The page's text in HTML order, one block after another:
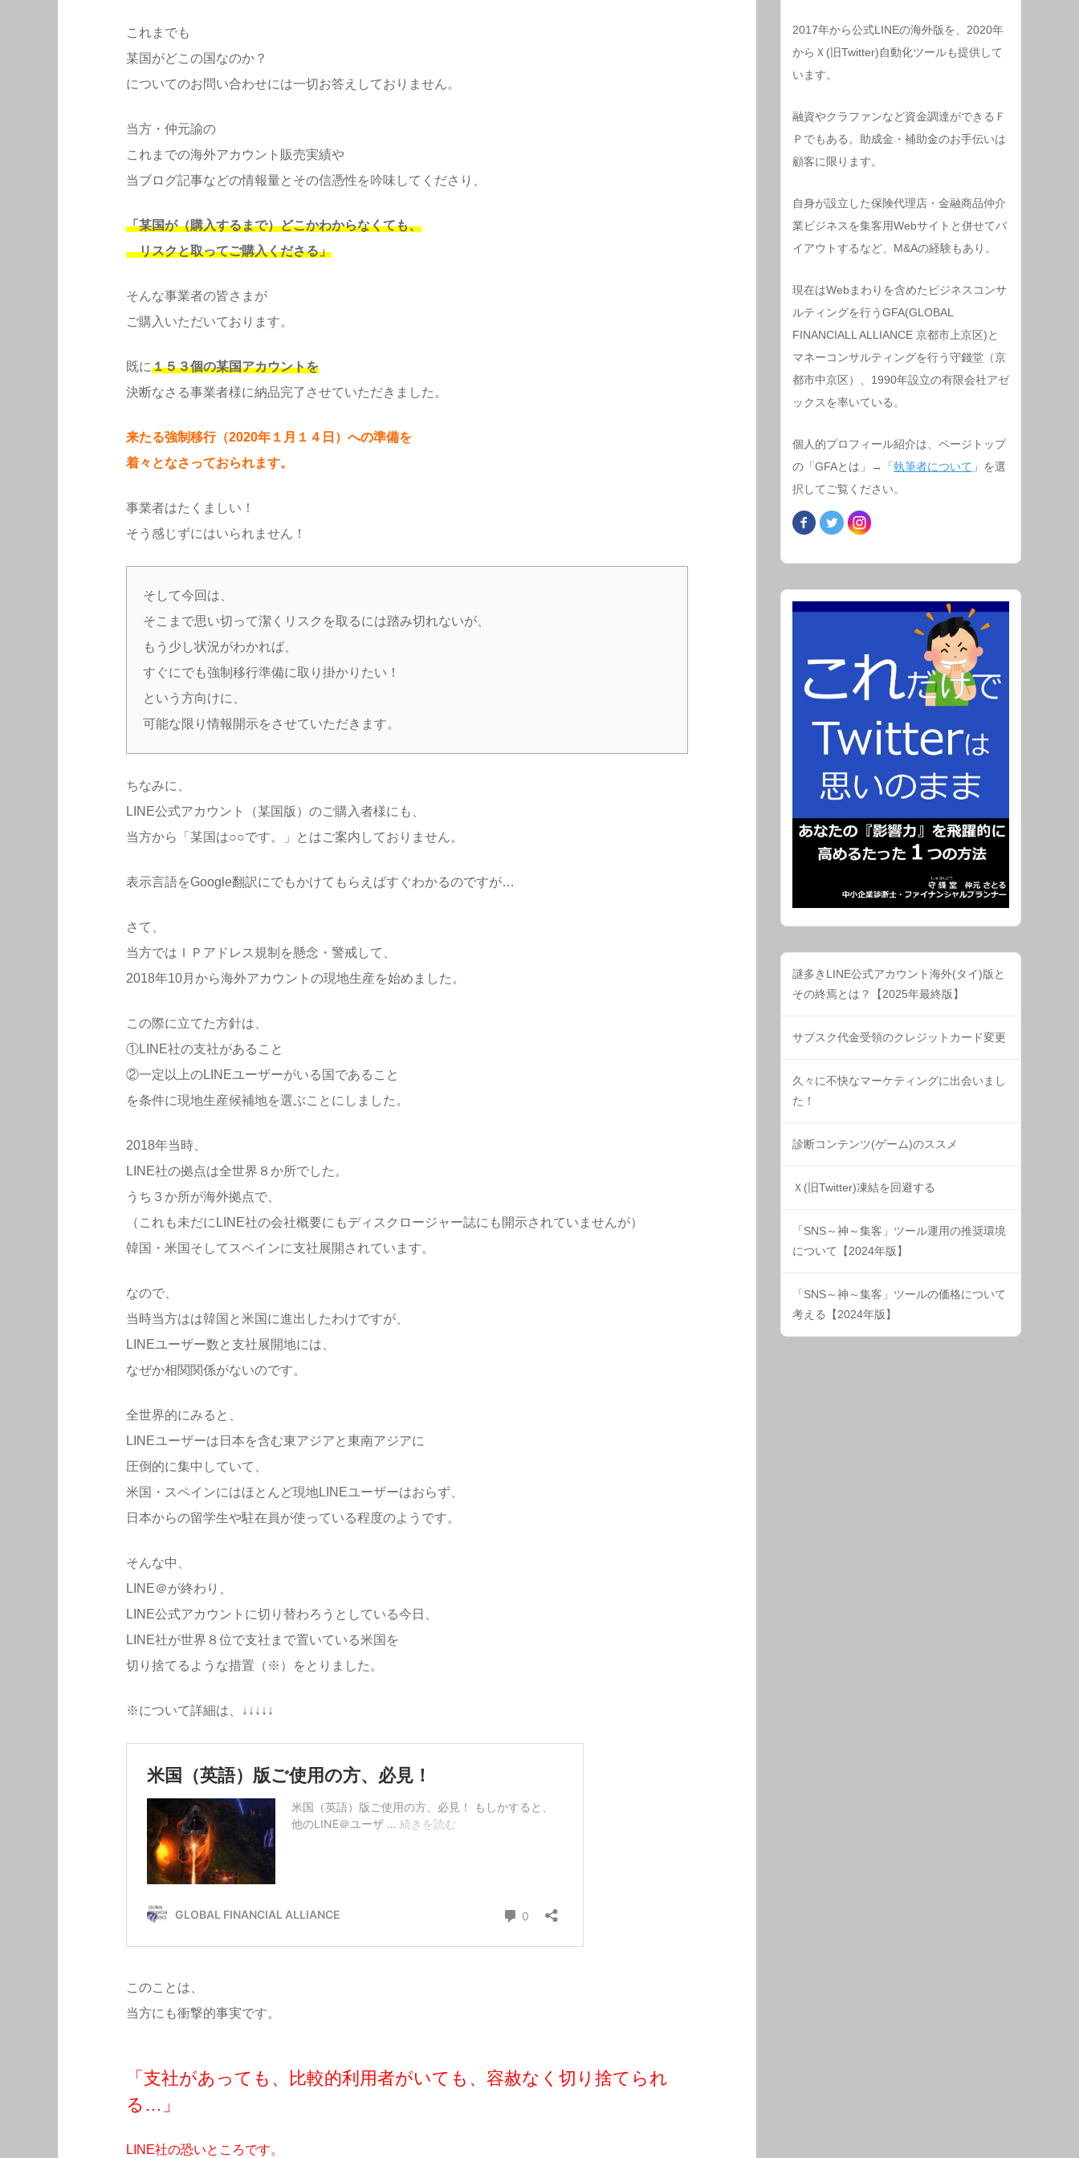
これまでも
某国がどこの国なのか？
についてのお問い合わせには一切お答えしておりません。
当方・仲元諭の
これまでの海外アカウント販売実績や
当ブログ記事などの情報量とその信憑性を吟味してくださり、
「某国が（購入するまで）どこかわからなくても、
リスクと取ってご購入くださる」
そんな事業者の皆さまが
ご購入いただいております。
既に１５３個の某国アカウントを
決断なさる事業者様に納品完了させていただきました。
来たる強制移行（2020年１月１４日）への準備を
着々となさっておられます。
事業者はたくましい！
そう感じずにはいられません！
そして今回は、
そこまで思い切って潔くリスクを取るには踏み切れないが、
もう少し状況がわかれば、
すぐにでも強制移行準備に取り掛かりたい！
という方向けに、
可能な限り情報開示をさせていただきます。
ちなみに、
LINE公式アカウント（某国版）のご購入者様にも、
当方から「某国は○○です。」とはご案内しておりません。
表示言語をGoogle翻訳にでもかけてもらえばすぐわかるのですが…
さて、
当方ではＩＰアドレス規制を懸念・警戒して、
2018年10月から海外アカウントの現地生産を始めました。
この際に立てた方針は、
①LINE社の支社があること
②一定以上のLINEユーザーがいる国であること
を条件に現地生産候補地を選ぶことにしました。
2018年当時、
LINE社の拠点は全世界８か所でした。
うち３か所が海外拠点で、
（これも未だにLINE社の会社概要にもディスクロージャー誌にも開示されていませんが）
韓国・米国そしてスペインに支社展開されています。
なので、
当時当方はは韓国と米国に進出したわけですが、
LINEユーザー数と支社展開地には、
なぜか相関関係がないのです。
全世界的にみると、
LINEユーザーは日本を含む東アジアと東南アジアに
圧倒的に集中していて、
米国・スペインにはほとんど現地LINEユーザーはおらず、
日本からの留学生や駐在員が使っている程度のようです。
そんな中、
LINE＠が終わり、
LINE公式アカウントに切り替わろうとしている今日、
LINE社が世界８位で支社まで置いている米国を
切り捨てるような措置（※）をとりました。
※について詳細は、↓↓↓↓↓
このことは、
当方にも衝撃的事実です。
「支社があっても、比較的利用者がいても、容赦なく切り捨てられ
る…」
LINE社の恐いところです。
2017年から公式LINEの海外版を、2020年
からＸ(旧Twitter)自動化ツールも提供して
います。
融資やクラファンなど資金調達ができるＦ
Ｐでもある。助成金・補助金のお手伝いは
顧客に限ります。
自身が設立した保険代理店・金融商品仲介
業ビジネスを集客用Webサイトと併せてバ
イアウトするなど、M&Aの経験もあり。
現在はWebまわりを含めたビジネスコンサ
ルティングを行うGFA(GLOBAL
FINANCIALL ALLIANCE 京都市上京区)と
マネーコンサルティングを行う守錢堂（京
都市中京区）、1990年設立の有限会社アゼ
ックスを率いている。
個人的プロフィール紹介は、ページトップ
の「GFAとは」→「 執筆者について 」を選
択してご覧ください。
謎多きLINE公式アカウント海外(タイ)版と
その終焉とは？【2025年最終版】
サブスク代金受領のクレジットカード変更
久々に不快なマーケティングに出会いまし
た！
診断コンテンツ(ゲーム)のススメ
Ｘ(旧Twitter)凍結を回避する
「SNS～神～集客」ツール運用の推奨環境
について【2024年版】
「SNS～神～集客」ツールの価格について
考える【2024年版】